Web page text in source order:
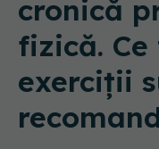
cronică
fizică.
exerciții